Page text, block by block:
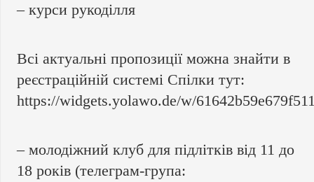
– курси рукоділля
Всі актуальні пропозиції можна знайти в
реєстраційній системі Спілки тут:
https://widgets.yolawo.de/w/
– молодіжний клуб для підлітків від 11 до
18 років (телеграм-група: